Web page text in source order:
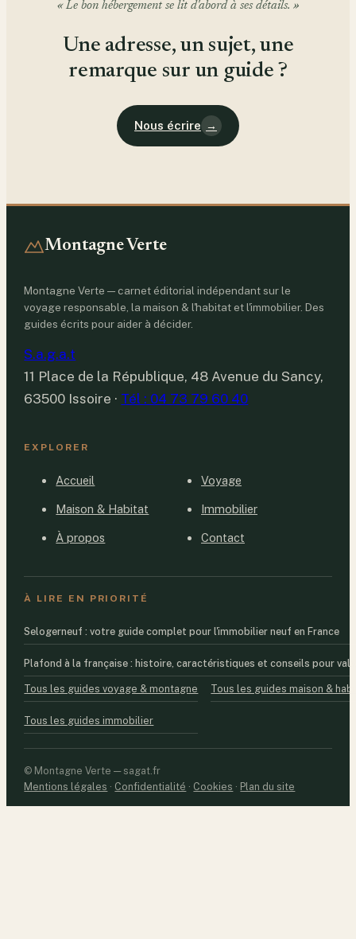
« Le bon hébergement se lit d'abord à ses détails. »
Une adresse, un sujet, une
remarque sur un guide ?
Nous écrire →
Montagne Verte
Montagne Verte — carnet éditorial indépendant sur le
voyage responsable, la maison & l'habitat et l'immobilier. Des
guides écrits pour aider à décider.
S.a.g.a.t
11 Place de la République, 48 Avenue du Sancy,
63500 Issoire · Tél : 04 73 79 60 40
EXPLORER
Accueil Voyage
Maison & Habitat Immobilier
À propos Contact
À LIRE EN PRIORITÉ
Selogerneuf : votre guide complet pour l'immobilier neuf en France
Plafond à la française : histoire, caractéristiques et conseils pour
Tous les guides voyage & montagne Tous les guides maison &
Tous les guides immobilier
© Montagne Verte — sagat.fr
Mentions légales · Confidentialité · Cookies · Plan du site